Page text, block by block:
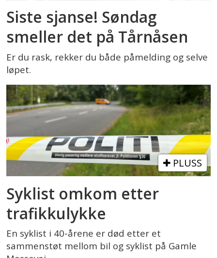
Siste sjanse! Søndag
smeller det på Tårnåsen
Er du rask, rekker du både påmelding og selve
løpet.
PLUSS
Syklist omkom etter
trafikkulykke
En syklist i 40-årene er død etter et
sammenstøt mellom bil og syklist på Gamle